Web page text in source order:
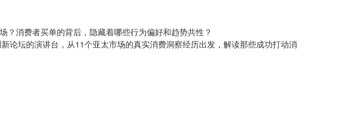
消费者买单的背后，隐藏着哪些行为偏好和趋势共性？
论坛的演讲台，从11个亚太市场的真实消费洞察经历出发，解读那些成功打动消